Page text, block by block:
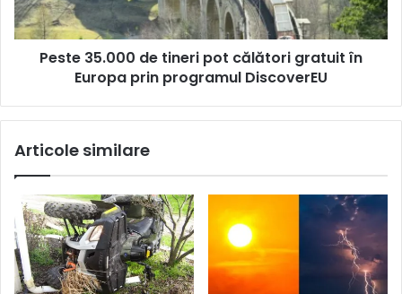
Peste 35.000 de tineri pot călători gratuit în
Europa prin programul DiscoverEU
Articole similare